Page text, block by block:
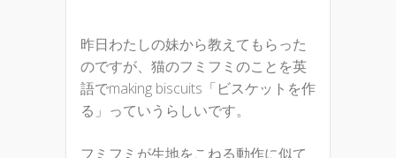
昨日わたしの妹から教えてもらった
のですが、猫のフミフミのことを英
語でmaking biscuits「ビスケットを作
る」っていうらしいです。
フミフミが生地をこねる動作に似て